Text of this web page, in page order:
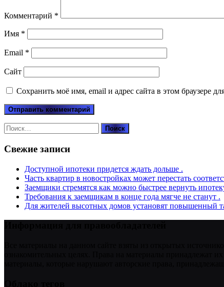
Комментарий *
Имя *
Email *
Сайт
Сохранить моё имя, email и адрес сайта в этом браузере
Найти:
Свежие записи
Доступной ипотеки придется ждать дольше .
Часть квартир в новостройках может перестать
Заемщики стремятся как можно быстрее вернуть
Требования к заемщикам в конце года мягче не станут .
Для жителей высотных домов установят повышенный